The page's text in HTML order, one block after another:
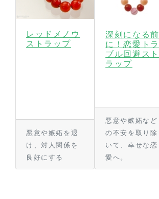
レッドメノウ
ストラップ
悪意や嫉妬を退
け、対人関係を
良好にする
深刻になる前
に！恋愛トラ
ブル回避スト
ラップ
悪意や嫉妬など
の不安を取り除
いて、幸せな恋
愛へ。